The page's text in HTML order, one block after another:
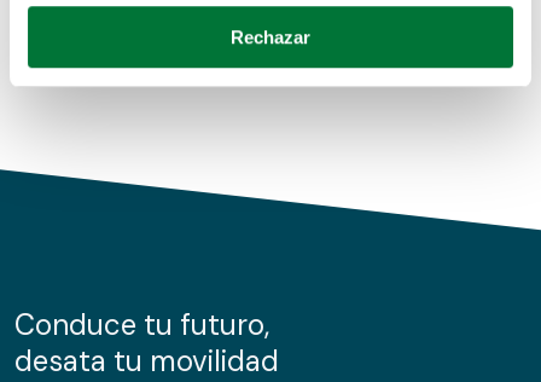
para buscar características específicas (huellas
Obtenga más información sobre cómo se procesan sus
de cookies.
información sobre el uso que haga del sitio web con
nuestros partners de redes sociales, publicidad y análisis
Rechazar
Conduce tu futuro,
desata tu movilidad